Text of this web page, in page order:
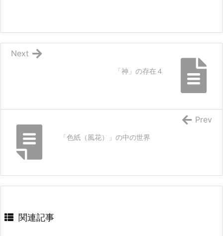
「神」の存在４
Next
「色紙（風花）」の中の世界
Prev
関連記事